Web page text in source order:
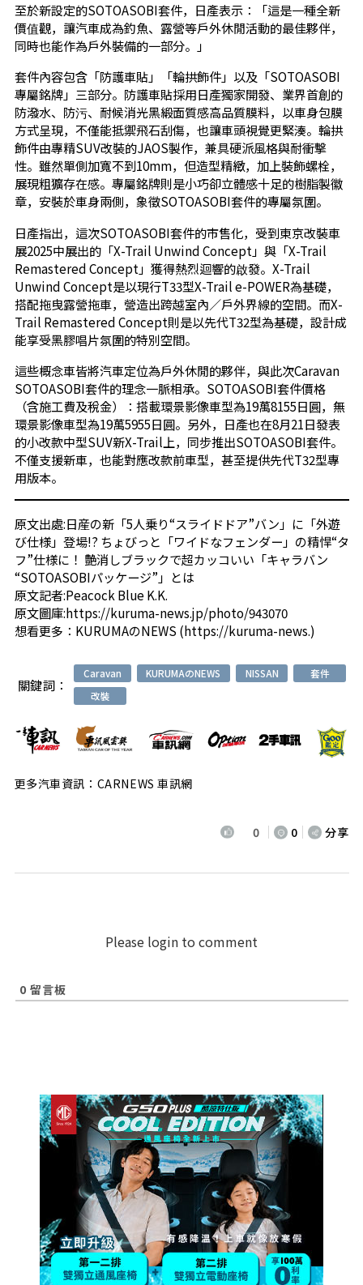
至於新設定的SOTOASOBI套件，日產表示：「這是一種全新
價值觀，讓汽車成為釣魚、露營等戶外休閒活動的最佳夥伴，
同時也能作為戶外裝備的一部分。」
套件內容包含「防護車貼」「輪拱飾件」以及「SOTOASOBI
專屬銘牌」三部分。防護車貼採用日產獨家開發、業界首創的
防潑水、防污、耐候消光黑緞面質感高品質膜料，以車身包膜
方式呈現，不僅能抵禦飛石刮傷，也讓車頭視覺更緊湊。輪拱
飾件由專精SUV改裝的JAOS製作，兼具硬派風格與耐衝擊
性。雖然單側加寬不到10mm，但造型精緻，加上裝飾螺栓，
展現粗獷存在感。專屬銘牌則是小巧卻立體感十足的樹脂製徽
章，安裝於車身兩側，象徵SOTOASOBI套件的專屬氛圍。
日產指出，這次SOTOASOBI套件的市售化，受到東京改裝車
展2025中展出的「X-Trail Unwind Concept」與「X-Trail
Remastered Concept」獲得熱烈迴響的啟發。X-Trail
Unwind Concept是以現行T33型X-Trail e-POWER為基礎，
搭配拖曳露營拖車，營造出跨越室內／戶外界線的空間。而X-
Trail Remastered Concept則是以先代T32型為基礎，設計成
能享受黑膠唱片氛圍的特別空間。
這些概念車皆將汽車定位為戶外休閒的夥伴，與此次Caravan
SOTOASOBI套件的理念一脈相承。SOTOASOBI套件價格
（含施工費及稅金）：搭載環景影像車型為19萬8155日圓，無
環景影像車型為19萬5955日圓。另外，日產也在8月21日發表
的小改款中型SUV新X-Trail上，同步推出SOTOASOBI套件。
不僅支援新車，也能對應改款前車型，甚至提供先代T32型專
用版本。
原文出處:日産の新「5人乗り“スライドドア”バン」に「外遊
び仕様」登場!? ちょびっと「ワイドなフェンダー」の精悍“タ
フ”仕様に！ 艶消しブラックで超カッコいい「キャラバン
“SOTOASOBIパッケージ”」とは
原文記者:Peacock Blue K.K.
原文圖庫:https://kuruma-news.jp/photo/943070
想看更多： KURUMAのNEWS (https://kuruma-news.)
關鍵詞：
Caravan KURUMAのNEWS NISSAN
套件
改裝
更多汽車資訊：CARNEWS 車訊網
0 0 分享
Please login to comment
0 留言板